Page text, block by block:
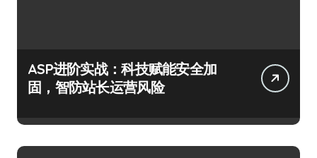
ASP进阶实战：科技赋能安全加
固，智防站长运营风险